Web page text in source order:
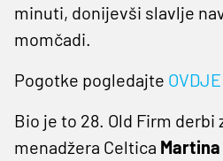
minuti, donijevši slavlje
momčadi.
Pogotke pogledajte OVDJE
Bio je to 28. Old Firm derbi
menadžera Celtica Martina